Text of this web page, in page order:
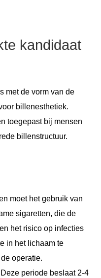
kandidaat
met de vorm van de
billenesthetiek.
toegepast bij mensen
billenstructuur.
moet het gebruik van
sigaretten, die de
het risico op infecties
in het lichaam te
operatie.
periode beslaat 2-4